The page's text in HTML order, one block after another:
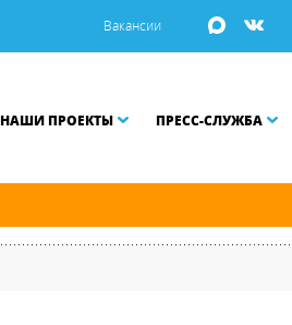
Вакансии
НАШИ ПРОЕКТЫ ПРЕСС-СЛУЖБА